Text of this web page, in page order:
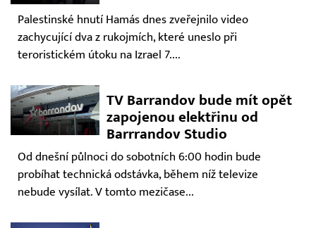
Palestinské hnutí Hamás dnes zveřejnilo video
zachycující dva z rukojmích, které uneslo při
teroristickém útoku na Izrael 7....
TV Barrandov bude mít opět
zapojenou elektřinu od
Barrrandov Studio
Od dnešní půlnoci do sobotních 6:00 hodin bude
probíhat technická odstávka, během níž televize
nebude vysílat. V tomto mezičase...